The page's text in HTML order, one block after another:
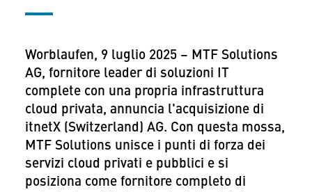
Worblaufen, 9 luglio 2025 – MTF Solutions
AG, fornitore leader di soluzioni IT
complete con una propria infrastruttura
cloud privata, annuncia l'acquisizione di
itnetX (Switzerland) AG. Con questa mossa,
MTF Solutions unisce i punti di forza dei
servizi cloud privati e pubblici e si
posiziona come fornitore completo di